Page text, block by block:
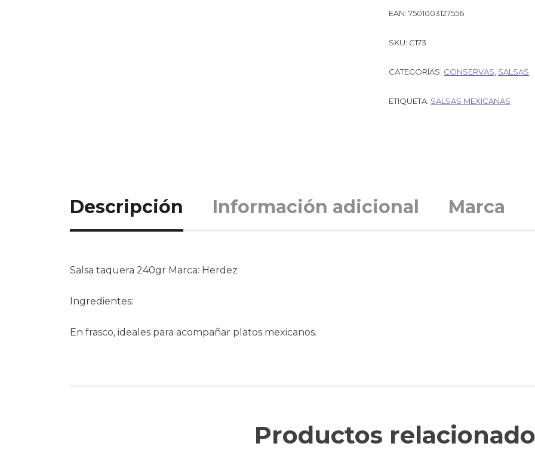
EAN: 7501003127556
SKU: C173
CATEGORÍAS: CONSERVAS SALSAS
ETIQUETA: SALSAS MEXICANAS
Descripción Información adicional Marca
Salsa taquera 240gr Marca: Herdez
Ingredientes:
En frasco, ideales para acompañar platos mexicanos.
Productos